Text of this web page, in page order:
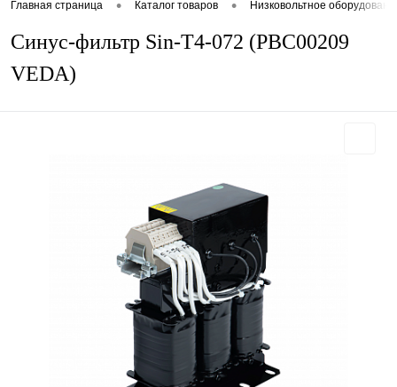
Главная страница • Каталог товаров • Низковольтное
Синус-фильтр Sin-T4-072 (PBC00209
VEDA)